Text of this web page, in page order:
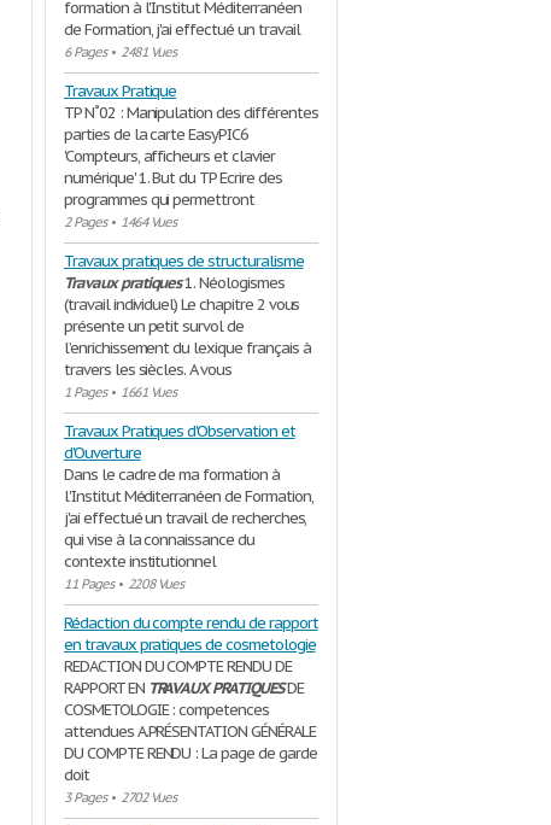
formation à l'Institut Méditerranéen
de Formation, j'ai effectué un travail
6 Pages• 2481 Vues
Travaux Pratique
TP N˚02 : Manipulation des différentes
parties de la carte EasyPIC6
'Compteurs, afficheurs et clavier
numérique' 1. But du TP Ecrire des
programmes qui permettront
2 Pages• 1464 Vues
Travaux pratiques de structuralisme
Travaux pratiques1. Néologismes
(travail individuel) Le chapitre 2 vous
présente un petit survol de
l’enrichissement du lexique français à
travers les siècles. A vous
1 Pages• 1661 Vues
Travaux Pratiques d'Observation et
d'Ouverture
Dans le cadre de ma formation à
l'Institut Méditerranéen de Formation,
j'ai effectué un travail de recherches,
qui vise à la connaissance du
contexte institutionnel
11 Pages• 2208 Vues
Rédaction du compte rendu de rapport
en travaux pratiques de cosmetologie
REDACTION DU COMPTE RENDU DE
RAPPORT EN TRAVAUX PRATIQUESDE
COSMETOLOGIE : competences
attendues A.PRÉSENTATION GÉNÉRALE
DU COMPTE RENDU : La page de garde
doit
3 Pages• 2702 Vues